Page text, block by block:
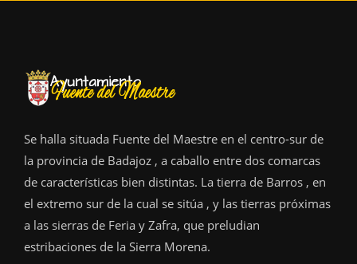
Se halla situada Fuente del Maestre en el centro-sur de
la provincia de Badajoz , a caballo entre dos comarcas
de características bien distintas. La tierra de Barros , en
el extremo sur de la cual se sitúa , y las tierras próximas
a las sierras de Feria y Zafra, que preludian
estribaciones de la Sierra Morena.